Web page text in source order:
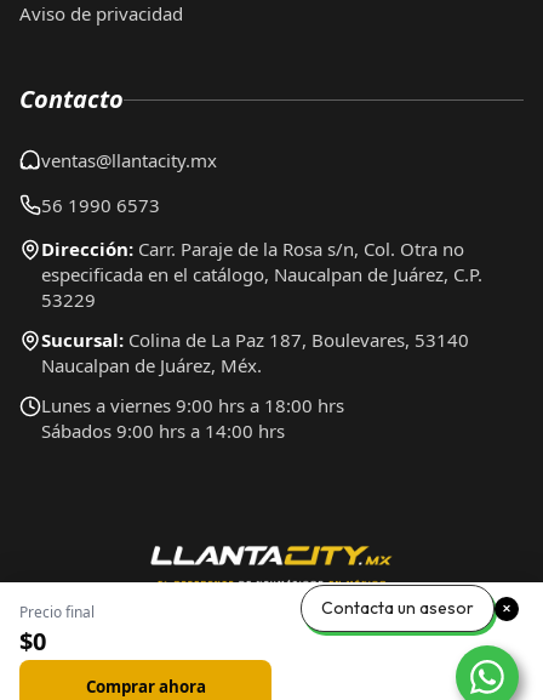
Precio final
$0
Comprar ahora
Aviso de privacidad
Contacto
ventas@llantacity.mx
56 1990 6573
Dirección: Carr. Paraje de la Rosa s/n, Col. Otra no
especificada en el catálogo, Naucalpan de Juárez, C.P.
53229
Sucursal: Colina de La Paz 187, Boulevares, 53140
Naucalpan de Juárez, Méx.
Lunes a viernes 9:00 hrs a 18:00 hrs
Sábados 9:00 hrs a 14:00 hrs
Contacta un asesor